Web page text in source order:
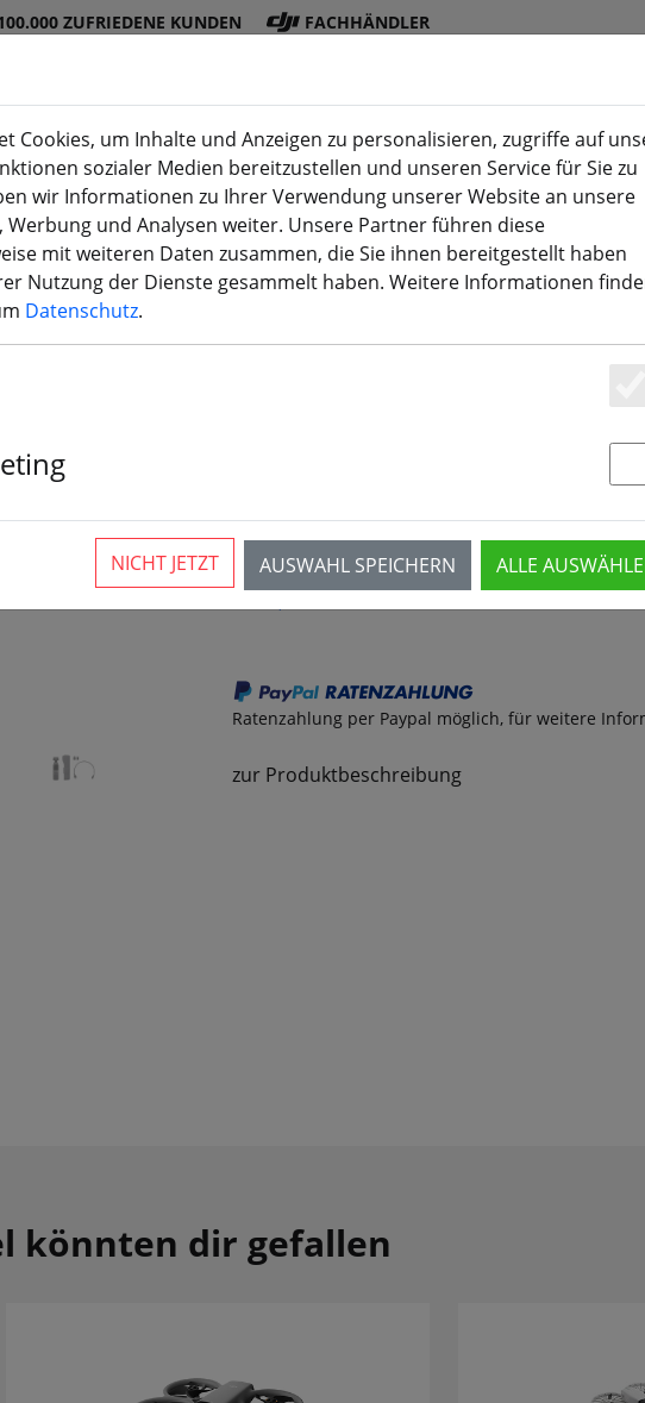
ZUFRIEDENE KUNDEN FACHHÄNDLER
Akku
s
Propelle
r
Zubehö
r
3D
Druck(aktuelle Seite)
Deal
Depot
359,00 € *
Ratenzahlung per Paypal möglich, für weitere
zur Produktbeschreibung
könnten dir gefallen
Cookies, um Inhalte und Anzeigen zu personalisieren, zugriffe auf
sozialer Medien bereitzustellen und unseren Service für Sie zu
wir Informationen zu Ihrer Verwendung unserer Website an unsere
Werbung und Analysen weiter. Unsere Partner führen diese
mit weiteren Daten zusammen, die Sie ihnen bereitgestellt haben
Nutzung der Dienste gesammelt haben. Weitere Informationen
Datenschutz.
AUSWAHL SPEICHERN ALLE
NICHT JETZT